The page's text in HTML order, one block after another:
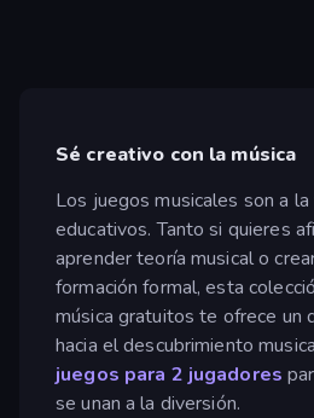
Sé creativo con la música
Los juegos musicales son a
educativos. Tanto si quieres
aprender teoría musical o
formación formal, esta
música gratuitos te ofrece un
hacia el descubrimiento
juegos para 2 jugadores
se unan a la diversión.